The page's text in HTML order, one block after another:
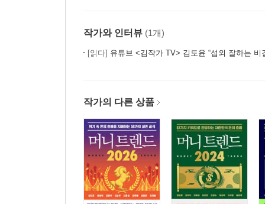
작가와 인터뷰 (1개)
[읽다] 유튜브 <김작가 TV> 김도윤 “섭외 잘하는 비
작가의 다른 상품